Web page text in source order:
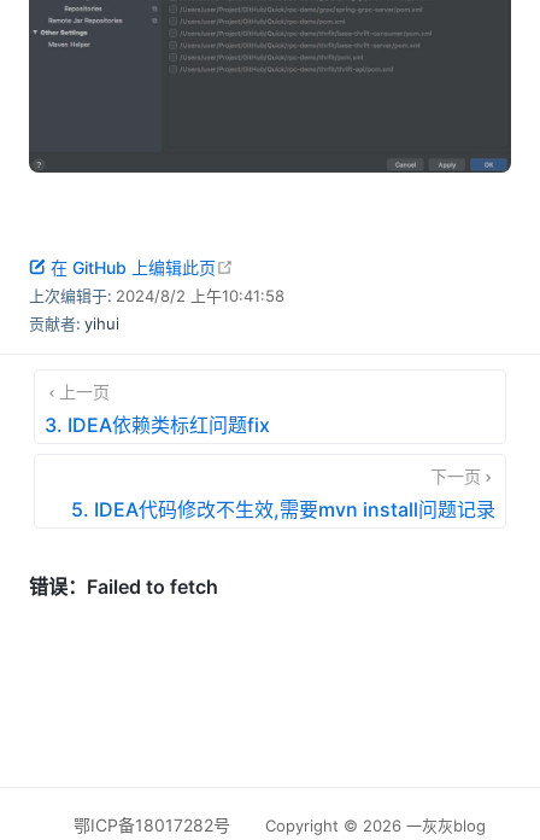
在 GitHub 上编辑此页
上次编辑于: 2024/8/2 上午10:41:58
贡献者: yihui
上一页
3. IDEA依赖类标红问题fix
下一页
5. IDEA代码修改不生效,需要mvn install问题记录
鄂ICP备18017282号 Copyright © 2026 一灰灰blog